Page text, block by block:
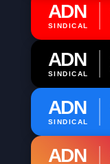
ADN
SINDICAL
ADN
SINDICAL
ADN
SINDICAL
ADN